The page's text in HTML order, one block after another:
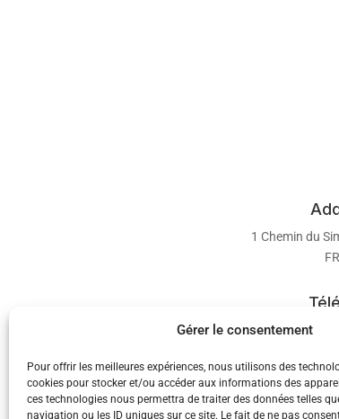
Gérer le consentement
Pour offrir les meilleures expériences, nous utilisons des
cookies pour stocker et/ou accéder aux informations des
ces technologies nous permettra de traiter des données telles
navigation ou les ID uniques sur ce site. Le fait de ne pas
1 Chemin du
+33 (5)